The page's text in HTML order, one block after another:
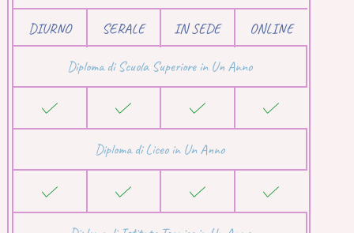
DIURNO SERALE IN SEDE ONLINE
Diploma di Scuola Superiore in Un Anno
Diploma di Liceo in Un Anno